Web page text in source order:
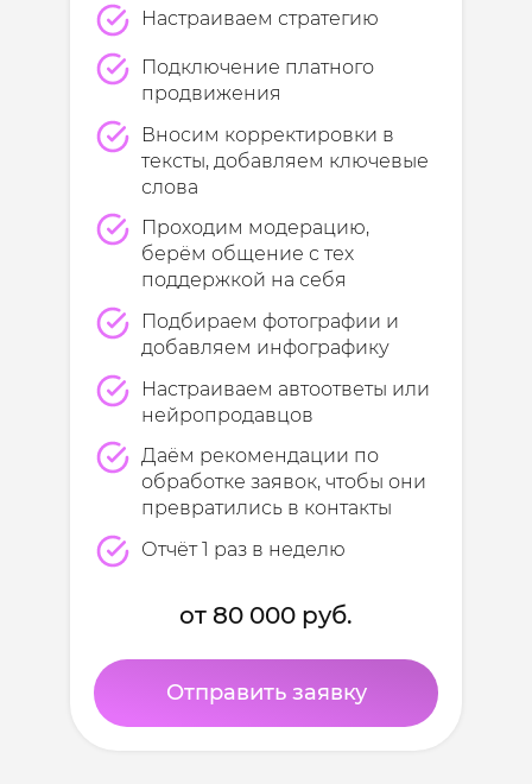
Настраиваем стратегию
Подключение платного
продвижения
Вносим корректировки в
тексты, добавляем ключевые
слова
Проходим модерацию,
берём общение с тех
поддержкой на себя
Подбираем фотографии и
добавляем инфографику
Настраиваем автоответы или
нейропродавцов
Даём рекомендации по
обработке заявок, чтобы они
превратились в контакты
Отчёт 1 раз в неделю
от 80 000 руб.
Отправить заявку